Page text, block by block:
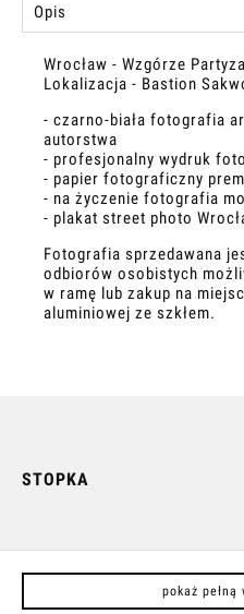
Opis
Wrocław - Wzgórze
Lokalizacja - Bastion
- czarno-biała fotografia
autorstwa
- profesjonalny wydruk
- papier fotograficzny
- na życzenie fotografia
- plakat street photo
Fotografia sprzedawana
odbiorów osobistych
w ramę lub zakup na
aluminiowej ze szkłem.
STOPKA
pokaż